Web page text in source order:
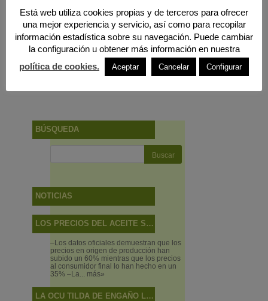
Fundación Patrimonio Comunal Olivarero
Instituto de la Grasa
Ministerio de Sanidad y Política Social
UPA (Unión de Pequeños Agricultores y
Ganaderos)
BÚSQUEDA
NOTICIAS
LOS PRECIOS DEL ACEITE SUBEN MÁS EN EL CAMPO QUE EN LAS TIENDAS
–Los datos oficiales demuestran que los
precios en origen de producción han
subido un 60% mientras que los precios
al consumidor final lo han hecho en un
35% –La... más»
LA OCU TILDA DE ENGAÑO LO QUE SON DISCREPANCIAS DE SABOR
Está web utiliza cookies propias y de terceros para ofrecer
una mejor experiencia y servicio, así como para recopilar
información estadística sobre su navegación. Puede cambiar
la configuración u obtener más información en nuestra
política de cookies.
Aceptar Cancelar Configurar